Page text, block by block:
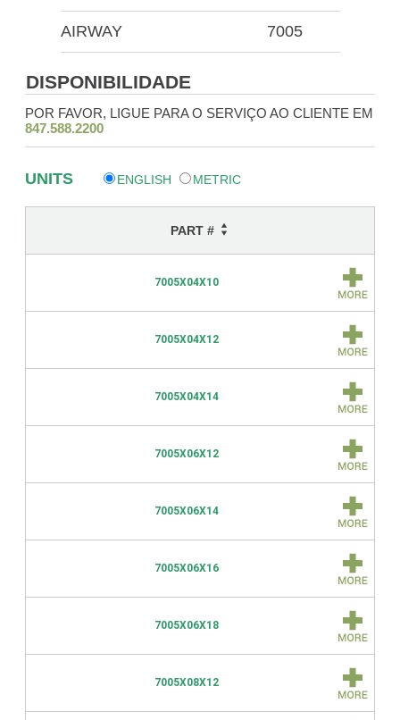
AIRWAY 7005
DISPONIBILIDADE
POR FAVOR, LIGUE PARA O SERVIÇO AO CLIENTE EM
847.588.2200
UNITS ENGLISH METRIC
PART #
7005X04X10
7005X04X12
7005X04X14
7005X06X12
7005X06X14
7005X06X16
7005X06X18
7005X08X12